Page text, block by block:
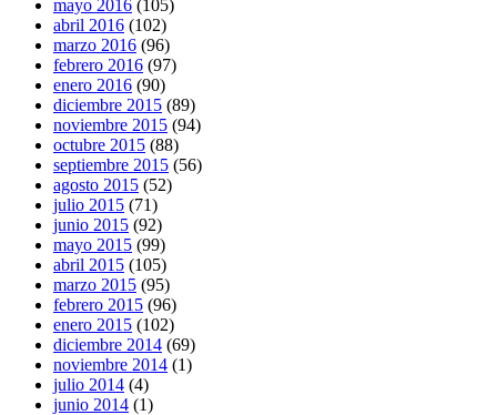
mayo 2016 (105)
abril 2016 (102)
marzo 2016 (96)
febrero 2016 (97)
enero 2016 (90)
diciembre 2015 (89)
noviembre 2015 (94)
octubre 2015 (88)
septiembre 2015 (56)
agosto 2015 (52)
julio 2015 (71)
junio 2015 (92)
mayo 2015 (99)
abril 2015 (105)
marzo 2015 (95)
febrero 2015 (96)
enero 2015 (102)
diciembre 2014 (69)
noviembre 2014 (1)
julio 2014 (4)
junio 2014 (1)